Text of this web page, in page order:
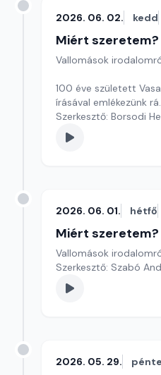
2026. 06. 02. kedd
Miért szeretem?
Vallomások
100 éve született
írásával emlékezünk rá.
Szerkesztő: Borsodi
2026. 06. 01. hétfő
Miért szeretem?
Vallomások
Szerkesztő: Szabó
2026. 05. 29.